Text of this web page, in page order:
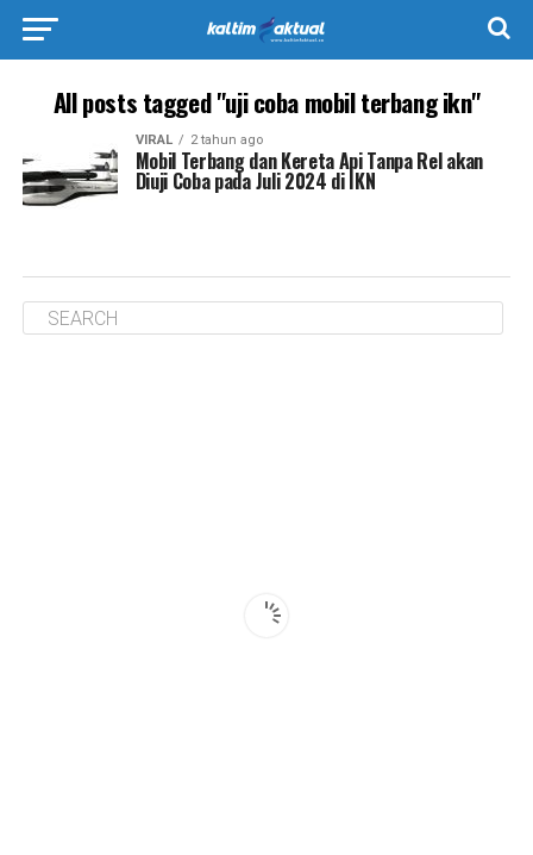
All posts tagged "uji coba mobil terbang ikn"
VIRAL 2 tahun ago
Mobil Terbang dan Kereta Api Tanpa Rel akan
Diuji Coba pada Juli 2024 di IKN